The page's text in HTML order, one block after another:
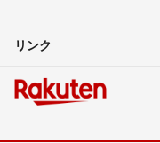
リンク